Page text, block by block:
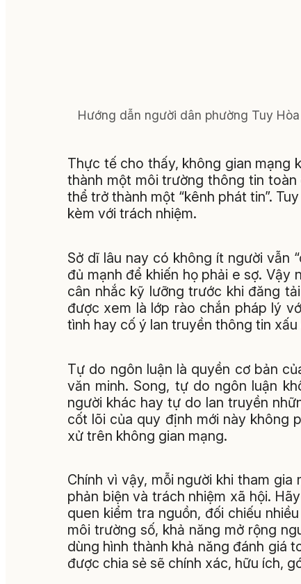
Hướng dẫn người dân phường Tuy
Thực tế cho thấy, không gian mạng
thành một môi trường thông tin
thể trở thành một “kênh phát tin”.
kèm với trách nhiệm.
Sở dĩ lâu nay có không ít người vẫn
đủ mạnh để khiến họ phải e sợ. Vậy
cân nhắc kỹ lưỡng trước khi đăng
được xem là lớp rào chắn pháp lý
tình hay cố ý lan truyền thông tin
Tự do ngôn luận là quyền cơ bản
văn minh. Song, tự do ngôn luận
người khác hay tự do lan truyền
cốt lõi của quy định mới này không
xử trên không gian mạng.
Chính vì vậy, mỗi người khi tham
phản biện và trách nhiệm xã hội.
quen kiểm tra nguồn, đối chiếu
môi trường số, khả năng mở rộng
dùng hình thành khả năng đánh giá
được chia sẻ sẽ chính xác, hữu ích,